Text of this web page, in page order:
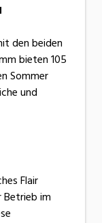
den beiden
bieten 105
Sommer
und
Flair
im